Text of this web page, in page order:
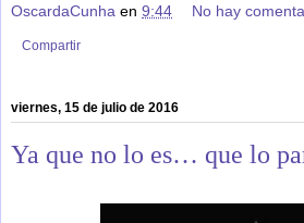
OscardaCunha en 9:44 No hay
Compartir
viernes, 15 de julio de 2016
Ya que no lo es… que lo